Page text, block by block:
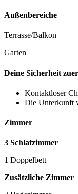
Außenbereiche
Terrasse/Balkon
Garten
Deine Sicherheit
Kontaktloser
Die Unterkunft
Zimmer
3 Schlafzimmer
1 Doppelbett
Zusätzliche Zimmer